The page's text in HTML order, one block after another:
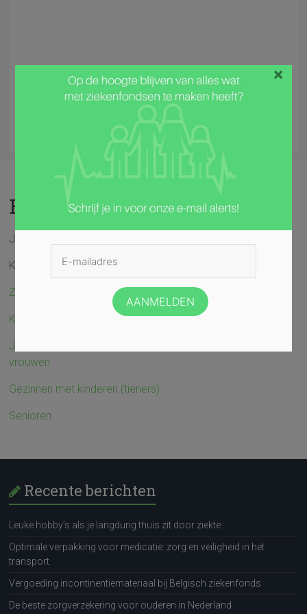
Brussel
Je woont in de regio Brussel?
Kies nu het profiel dat het best bij je past:
Zelfstandig wonende Jongeren en/of volwassenen
Koppels zonder kinderen en/of zonder kinderwens
Jonge gezinnen met kleine kinderen en/of zwangere
vrouwen
Gezinnen met kinderen (tieners)
Senioren
Recente berichten
Leuke hobby’s als je langdurig thuis zit door ziekte
Optimale verpakking voor medicatie: zorg en veiligheid in het
transport
Vergoeding incontinentiemateriaal bij Belgisch ziekenfonds
De beste zorgverzekering voor ouderen in Nederland
×